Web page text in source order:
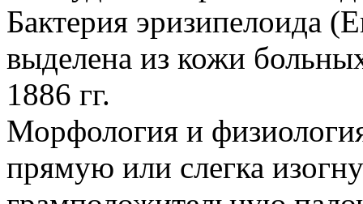
Бактерия эризипелоида
выделена из кожи
1886 гг.
Морфология и
прямую или слегка